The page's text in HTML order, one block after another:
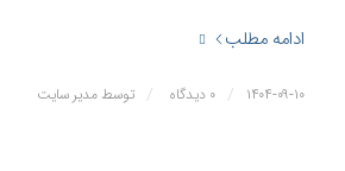
ادامه مطلب
۱۴۰۴-۰۹-۱۰ / ۰ دیدگاه / توسط مدیر سایت